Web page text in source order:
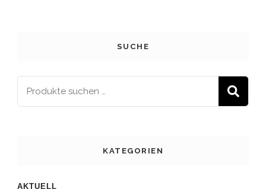
SUCHE
KATEGORIEN
AKTUELL